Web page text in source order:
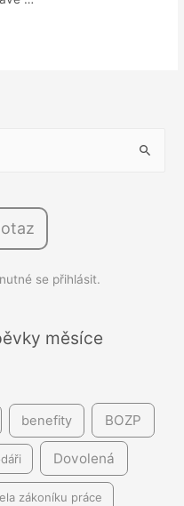
se přihlásit.
měsíce
benefity BOZP
Dovolená
zákoníku práce